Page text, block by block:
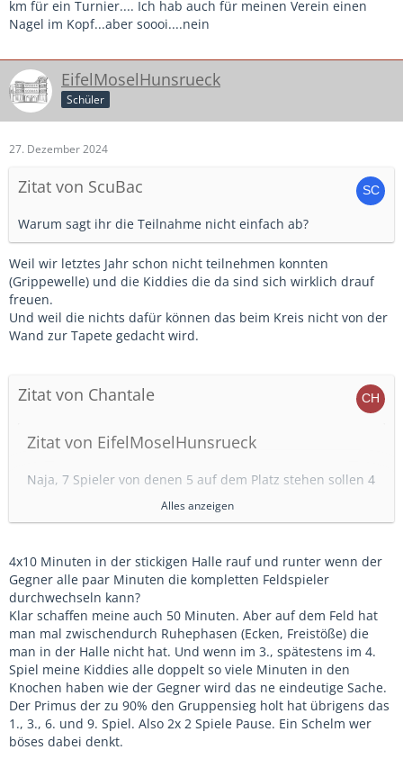
Ich habe jetzt, mit Ach und Krach, 7 Zusagen von Spielern.
Von meinen 5 technisch stärksten Spielern ist nur einer
Mein Co weilt in Österreich im Urlaub.
Ich selber werde meinen Urlaub unterbrechen, morgens
350km zum Turnier fahren und nachmittags 350km zurück.
Schulferien zu legen.
km für ein Turnier.... Ich hab auch für meinen Verein einen
Nagel im Kopf...aber soooi....nein
EifelMoselHunsrueck
Schüler
27. Dezember 2024
Zitat von ScuBac
Warum sagt ihr die Teilnahme nicht einfach ab?
Weil wir letztes Jahr schon nicht teilnehmen konnten
(Grippewelle) und die Kiddies die da sind sich wirklich drauf
freuen.
Und weil die nichts dafür können das beim Kreis nicht von der
Wand zur Tapete gedacht wird.
Zitat von Chantale
Zitat von EifelMoselHunsrueck
Naja, 7 Spieler von denen 5 auf dem Platz stehen sollen 4
Wenn da jetzt zB wegen Krankheit noch einer kurzfristig
durchpowern. Ohne Möglichkeit mal wirklich zu
verschnaufen. Wir haben das 2., 4., 6. und 8. Spiel.
Und das gegen die 3 besten Jugendvereine der Region
die garantiert den 12er Kader komplett gefüllt
bekommen.
Das sollte eigentlich ein Highlight für die Kiddies und
Trainer werden. Jetzt ist die (technisch bessere) Hälfte
der Spieler nicht dabei, ein Trainer fehlt, der andere sitzt
6-7 Stunden im Auto.
Offizielle DFB/Verbands Jugend-Turniere und Spiele
haben absolut nichts in den Schulferien zu suchen.
Alles anzeigen
4x10 Minuten in der stickigen Halle rauf und runter wenn der
Gegner alle paar Minuten die kompletten Feldspieler
durchwechseln kann?
Klar schaffen meine auch 50 Minuten. Aber auf dem Feld hat
man mal zwischendurch Ruhephasen (Ecken, Freistöße) die
man in der Halle nicht hat. Und wenn im 3., spätestens im 4.
Spiel meine Kiddies alle doppelt so viele Minuten in den
Knochen haben wie der Gegner wird das ne eindeutige Sache.
Der Primus der zu 90% den Gruppensieg holt hat übrigens das
1., 3., 6. und 9. Spiel. Also 2x 2 Spiele Pause. Ein Schelm wer
böses dabei denkt.